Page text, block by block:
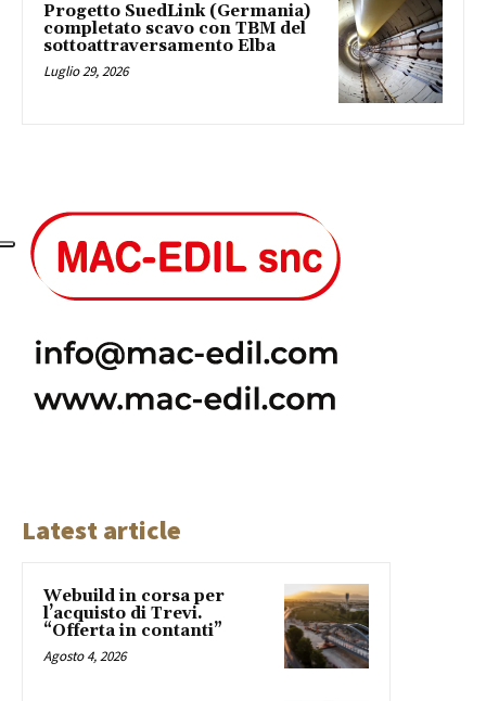
Progetto SuedLink (Germania)
completato scavo con TBM del
sottoattraversamento Elba
Luglio 29, 2026
Latest article
Webuild in corsa per
l’acquisto di Trevi.
“Offerta in contanti”
Agosto 4, 2026